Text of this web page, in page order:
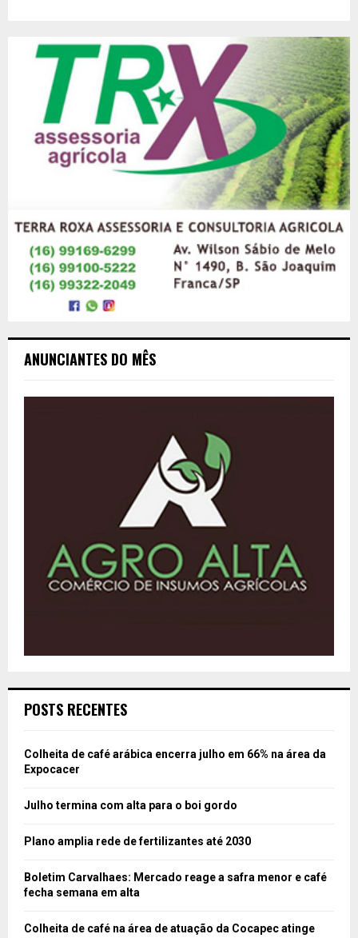
ANUNCIANTES DO MÊS
POSTS RECENTES
Colheita de café arábica encerra julho em 66% na área da
Expocacer
Julho termina com alta para o boi gordo
Plano amplia rede de fertilizantes até 2030
Boletim Carvalhaes: Mercado reage a safra menor e café
fecha semana em alta
Colheita de café na área de atuação da Cocapec atinge